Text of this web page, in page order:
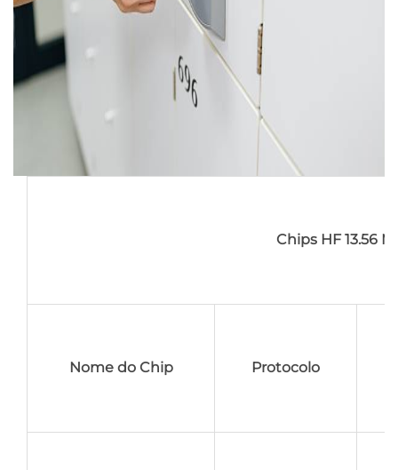
Chips HF 13.56
Nome do Chip Protocolo